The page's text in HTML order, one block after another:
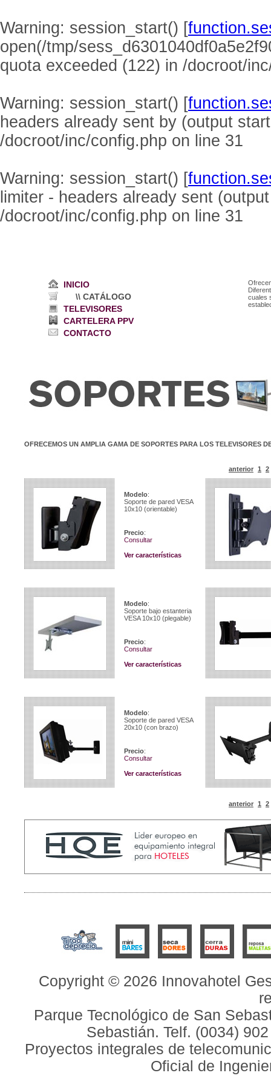
Warning: session_start() [
open(/tmp/
quota exceeded (122) in /docroot/
Warning: session_start() [
headers already sent by (output
/docroot/inc/config.php on line 31
Warning: session_start() [
limiter - headers already sent
/docroot/inc/config.php on line 31
INICIO
\\ CATÁLOGO
TELEVISORES
CARTELERA PPV
CONTACTO
cuales
OFRECEMOS UN AMPLIA GAMA DE SOPORTES PARA LOS TELEVISORES
anterior 1 2
Modelo:
Soporte de pared VESA
10x10 (orientable)
Precio:
Consultar
Ver características
Modelo:
Soporte bajo estanteria
VESA 10x10 (plegable)
Precio:
Consultar
Ver características
Modelo:
Soporte de pared VESA
20x10 (con brazo)
Precio:
Consultar
Ver características
anterior 1 2
Copyright © 2026 Innovahotel
Parque Tecnológico de San
Sebastián. Telf. (0034)
Proyectos integrales de
Oficial de